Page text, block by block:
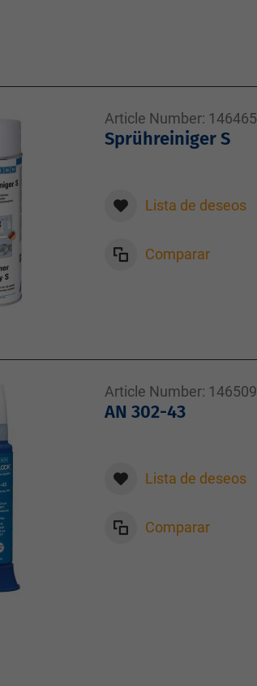
Article Number: 146465
Sprühreiniger S
Lista de deseos
Comparar
Article Number: 146509
AN 302-43
Lista de deseos
Comparar